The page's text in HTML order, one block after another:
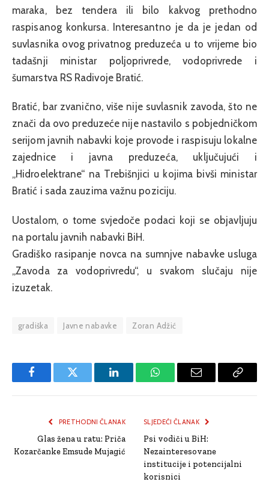
maraka, bez tendera ili bilo kakvog prethodno
raspisanog konkursa. Interesantno je da je jedan od
suvlasnika ovog privatnog preduzeća u to vrijeme bio
tadašnji ministar poljoprivrede, vodoprivrede i
šumarstva RS Radivoje Bratić.
Bratić, bar zvanično, više nije suvlasnik zavoda, što ne
znači da ovo preduzeće nije nastavilo s pobjedničkom
serijom javnih nabavki koje provode i raspisuju lokalne
zajednice i javna preduzeća, uključujući i
„Hidroelektrane“ na Trebišnjici u kojima bivši ministar
Bratić i sada zauzima važnu poziciju.
Uostalom, o tome svjedoče podaci koji se objavljuju
na portalu javnih nabavki BiH.
Gradiško rasipanje novca na sumnjve nabavke usluga
„Zavoda za vodoprivredu“, u svakom slučaju nije
izuzetak.
gradiška Javne nabavke Zoran Adžić
FacebookTwitter LinkedInWhatsAppEmail
Copy
PRETHODNI ČLANAK
Glas žena u ratu: Priča
Kozarčanke Emsude Mujagić
SLJEDEĆI ČLANAK
Psi vodiči u BiH:
Nezainteresovane
institucije i potencijalni
korisnici